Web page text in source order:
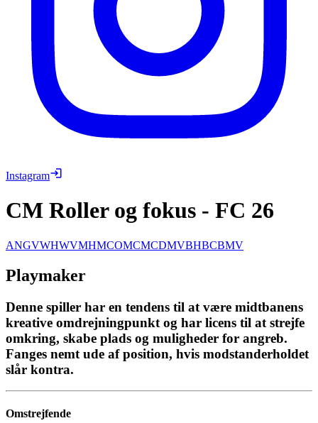
Instagram
CM Roller og fokus - FC 26
ANGVWHWVMHMCOMCMCDMVBHBCBMV
Playmaker
Denne spiller har en tendens til at være midtbanens
kreative omdrejningpunkt og har licens til at strejfe
omkring, skabe plads og muligheder for angreb.
Fanges nemt ude af position, hvis modstanderholdet
slår kontra.
Omstrejfende